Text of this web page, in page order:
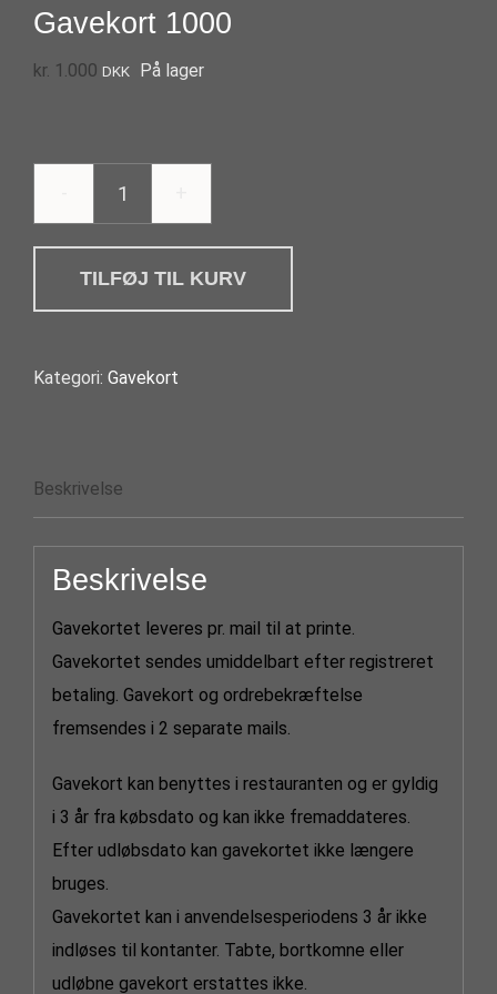
Gavekort 1000
kr. 1.000 DKK På lager
Gavekort
antal
TILFØJ TIL KURV
Kategori: Gavekort
Beskrivelse
Beskrivelse
Gavekortet leveres pr. mail til at printe.
Gavekortet sendes umiddelbart efter registreret
betaling. Gavekort og ordrebekræftelse
fremsendes i 2 separate mails.
Gavekort kan benyttes i restauranten og er gyldig
i 3 år fra købsdato og kan ikke fremaddateres.
Efter udløbsdato kan gavekortet ikke længere
bruges.
Gavekortet kan i anvendelsesperiodens 3 år ikke
indløses til kontanter. Tabte, bortkomne eller
udløbne gavekort erstattes ikke.